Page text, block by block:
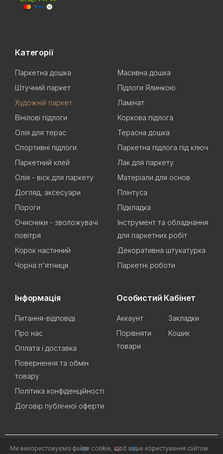
Категорії
Паркетна дошка
Масивна дошка
Штучний паркет
Підлоги Ялинкою
Художній паркет
Ламінат
Вінілові підлоги
Коркова підлога
Олія для терас
Терасна дошка
Спортивні підлоги
Паркетна підлога під ключ
Паркетний клей
Лак для паркету
Олія - віск для паркету
Матеріали для основ
Догляд, аксесуари
Плінтуса
Пороги
Підкладка
Очисники - зволожувачі
повітря
Інструмент та обладнання
для паркетних робіт
Корок настінний
Декоративна штукатурка
Чорна п'ятниця
Паркетні роботи
Інформація
Питання-відповіді
Про нас
Оплата і доставка
Повернення та обмін
товару
Політика конфіденційності
Договір публічної оферти
Особистий Кабінет
Аккаунт
Закладки
Порівняти
товари
Кошик
Ми використовуємо файли cookie, щоб ваше користування сайтом